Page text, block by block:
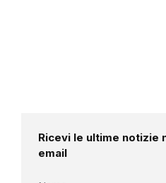
Ricevi le ultime notizie
email